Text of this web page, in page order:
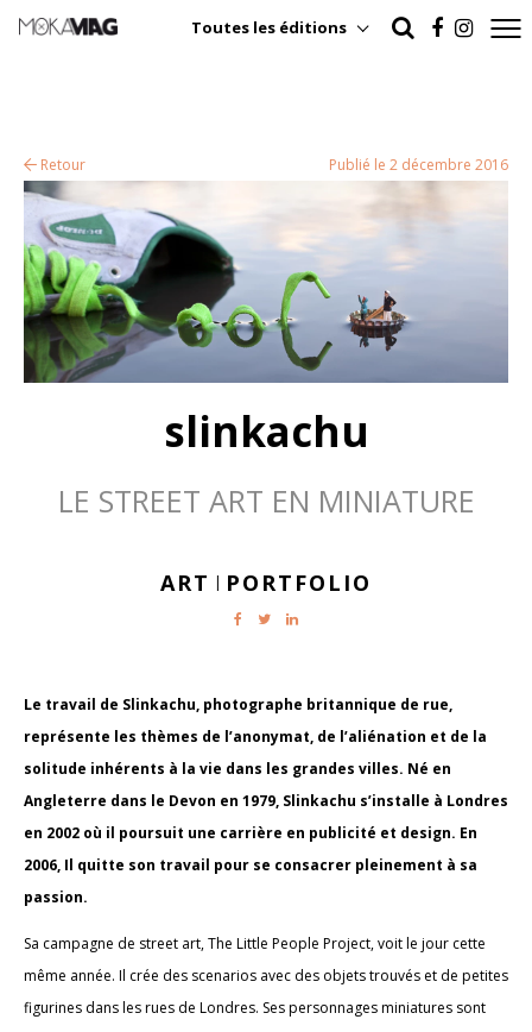
Toutes les éditions
Retour Publié le 2 décembre 2016
slinkachu
LE STREET ART EN MINIATURE
ART | PORTFOLIO
Le travail de Slinkachu, photographe britannique de rue,
représente les thèmes de l’anonymat, de l’aliénation et de la
solitude inhérents à la vie dans les grandes villes. Né en
Angleterre dans le Devon en 1979, Slinkachu s’installe à Londres
en 2002 où il poursuit une carrière en publicité et design. En
2006, Il quitte son travail pour se consacrer pleinement à sa
passion.
Sa campagne de street art, The Little People Project, voit le jour cette
même année. Il crée des scenarios avec des objets trouvés et de petites
figurines dans les rues de Londres. Ses personnages miniatures sont